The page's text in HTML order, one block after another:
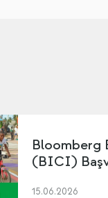
Bloomberg
(BICI)
15.06.2026